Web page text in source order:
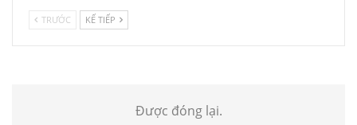
TRƯỚC KẾ TIẾP
Được đóng lại.